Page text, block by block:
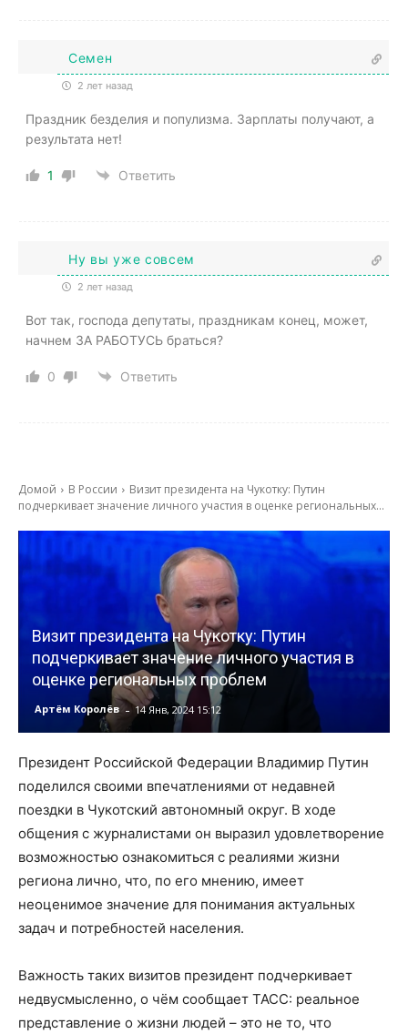
Семен
2 лет назад
Праздник безделия и популизма. Зарплаты получают, а
результата нет!
1 Ответить
Ну вы уже совсем
2 лет назад
Вот так, господа депутаты, праздникам конец, может,
начнем ЗА РАБОТУСЬ браться?
0 Ответить